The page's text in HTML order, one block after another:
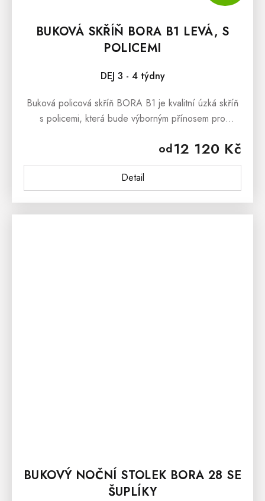
BUKOVÁ SKŘÍŇ BORA B1 LEVÁ, S
POLICEMI
DEJ 3 - 4 týdny
od12 120 Kč
Detail
Buková policová skříň BORA B1 je kvalitní úzká skříň
s policemi, která bude výborným přínosem pro
pokoje.Buková policová skříň BORA...
BUKOVÝ NOČNÍ STOLEK BORA 28 SE
ŠUPLÍKY